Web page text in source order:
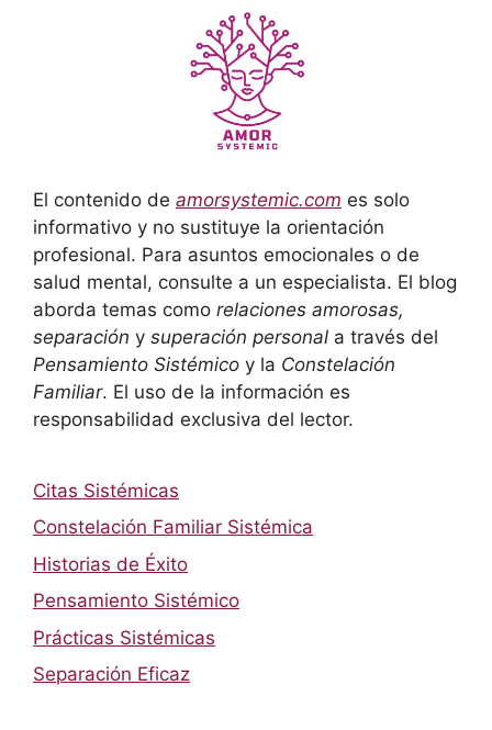
El contenido de amorsystemic.com es solo
informativo y no sustituye la orientación
profesional. Para asuntos emocionales o de
salud mental, consulte a un especialista. El blog
aborda temas como relaciones amorosas,
separación y superación personal a través del
Pensamiento Sistémico y la Constelación
Familiar. El uso de la información es
responsabilidad exclusiva del lector.
Citas Sistémicas
Constelación Familiar Sistémica
Historias de Éxito
Pensamiento Sistémico
Prácticas Sistémicas
Separación Eficaz